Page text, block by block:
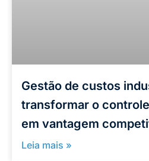
Gestão de custos
transformar o
em vantagem
Leia mais »